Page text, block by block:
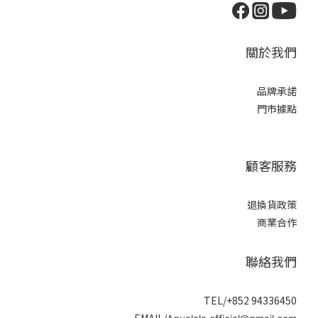
關於我們
品牌承諾
門市據點
顧客服務
退換貨政策
商業合作
聯絡我們
TEL/+852 94336450